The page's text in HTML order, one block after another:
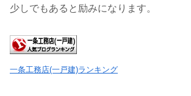
少しでもあると励みになります。
一条工務店(一戸建)ランキング